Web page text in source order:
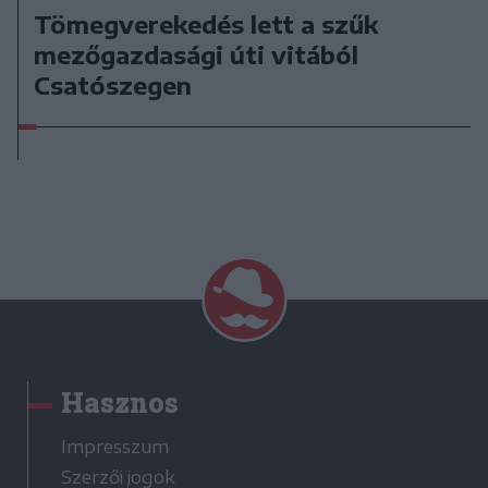
Tömegverekedés lett a szűk
mezőgazdasági úti vitából
Csatószegen
Hasznos
Impresszum
Szerzői jogok